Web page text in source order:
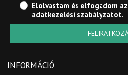
Elolvastam és elfogadom az
adatkezelési szabályzatot.
INFORMÁCIÓ